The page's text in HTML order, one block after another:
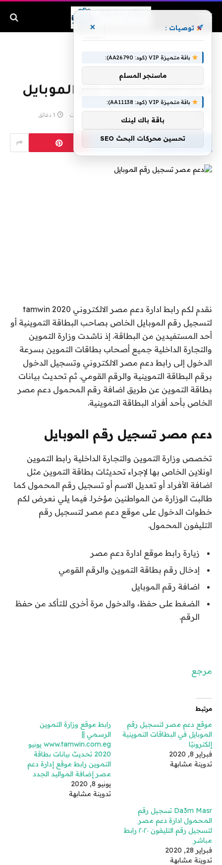
دعم مصر تسجيل رقم الموبايل
فبراير 26, 2020 لا توجد تعليقات 1 دقائق
نقدم لكم رابط ادارة دعم مصر الالكتروني tamwin 2020
لتسجيل رقم الموبايل الخاص بصاحب البطاقة التموينية أو
أحد المستفيدين من البطاقة. إذ ناشدت وزارة التموين
والتجارة الداخلية جميع أصحاب بطاقات التموين بسرعة
الدخول إلى رابط دعم مصر الالكتروني وتسجيل الدخول
برقم البطاقة التموينية والرقم القومي. ثم تحديث بيانات
بطاقة التموين عن طريق اضافة رقم المحمول دعم مصر
الخاص بأحد أفراد البطاقة التموينية.
دعم مصر تسجيل رقم الموبايل
تخصص وزارة التموين والتجارة الداخلية رابط التموين
اونلاين الخاص بها لإجراء تحديثات بطاقة التموين مثل
اضافة الأفراد أو تعديل الاسم أو تسجيل رقم المحمول كما
طالبت الوزارة من المواطنين مؤخرا. فيما يلي نعرض لكم
خطوات الدخول على موقع دعم مصر لتسجيل رقم
التليفون المحمول.
زيارة رابط موقع ادارة دعم مصر
إدخال رقم بطاقة التموين والرقم القومي
اضافة رقم الموبايل
الضغط على حفظ، والدخول مرة أخرى للتأكد من حفظ
الرقم.
مرجع
مرتبط
موقع دعم مصر لتسجيل رقم
الموبايل في البطاقات التموينية
إلكترونيًا
فبراير 8, 2020
تدوينة مشابهة
رابط موقع وزارة التموين
الرسمي ||
www.tamwin.com.eg يونيو
2020 تحديث بيانات بطاقة
التموين رابط موقع إدارة دعم
مصر إضافة المواليد الجدد
يونيو 8, 2020
تدوينة مشابهة
Da3m Masr تسجيل رقم
المحمول ادارة دعم مصر
لتسجيل رقم التليفون ٢٠٢٠ رابط
مباشر
فبراير 28, 2020
تدوينة مشابهة
توصيات : ×
باقة متميزة VIP (كود: AA26790):
ماسنجر المسلم
باقة متميزة VIP (كود: AA11138):
باقة باك لينك
تحسين محركات البحث SEO